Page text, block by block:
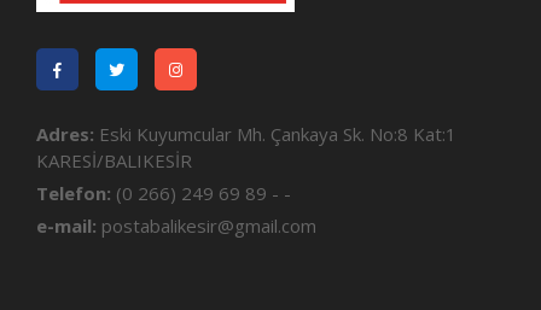
Adres: Eski Kuyumcular Mh. Çankaya Sk. No:8 Kat:1
KARESİ/BALIKESİR
Telefon: (0 266) 249 69 89 - -
e-mail: postabalikesir@gmail.com